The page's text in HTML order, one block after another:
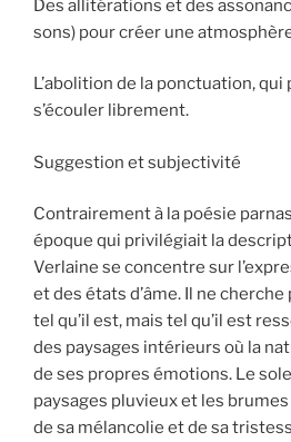
Des allitérations et des
sons) pour créer une
L’abolition de la ponctuation,
s’écouler librement.
Suggestion et subjectivité
Contrairement à la poésie
époque qui privilégiait la
Verlaine se concentre sur
et des états d’âme. Il ne
tel qu’il est, mais tel qu’il est
des paysages intérieurs où la
de ses propres émotions. Le
paysages pluvieux et les
de sa mélancolie et de sa